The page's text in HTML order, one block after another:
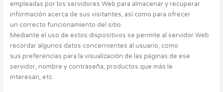
empleadas por los servidores Web para almacenar y recuperar
información acerca de sus visitantes, así como para ofrecer
un correcto funcionamiento del sitio.
Mediante el uso de estos dispositivos se permite al servidor Web
recordar algunos datos concernientes al usuario, como
sus preferencias para la visualización de las páginas de ese
servidor, nombre y contraseña, productos que más le
interesan, etc.